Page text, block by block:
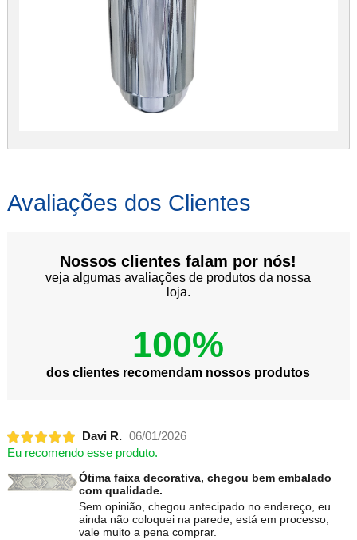
Avaliações dos Clientes
Nossos clientes falam por nós!
veja algumas avaliações de produtos da nossa
loja.
100%
dos clientes recomendam nossos produtos
Davi R. 06/01/2026
Eu recomendo esse produto.
Ótima faixa decorativa, chegou bem embalado
com qualidade.
Sem opinião, chegou antecipado no endereço, eu
ainda não coloquei na parede, está em processo,
vale muito a pena comprar.